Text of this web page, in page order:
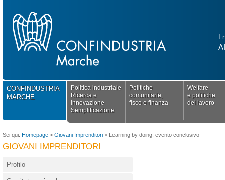
CONFINDUSTRIA
MARCHE
Politica industriale
Ricerca e
Innovazione
Semplificazione
Politiche
comunitarie,
fisco e finanza
Welfare
e politiche
del lavoro
Sei qui: Homepage > Giovani Imprenditori > Learning by doing: evento conclusivo
GIOVANI IMPRENDITORI
Profilo